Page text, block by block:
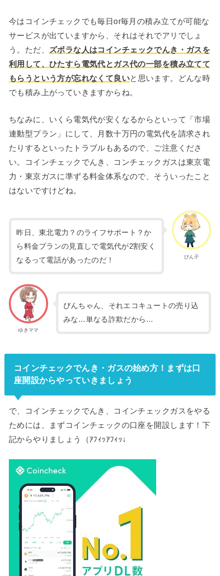
今はコインチェックでも毎日or毎月の積み立てが可能な
サービスが出ていますから、それはそれでアリでしょ
う。ただ、
ズボラな人はコインチェックでんき・ガスを
利用して、ひたすら電気代とガス代の一部を積み立てて
もらうという方が忘れなくて良いと思います。どんな時
でも積み上がっていきますからね。
ちなみに、いくら電気代が安くなるからといって「市場
連動型プラン」にして、月数十万円の電気代を請求され
たりするといったトラブルもあるので、ご注意くださ
い。コインチェックでんき、コンチェックガスは東京電
力・東京ガスに準ずる料金体系なので、そういったこと
はないですけどね。
びん子
昨日、東北電力？のライフサポート？か
ら料金プランの見直しで電気代が2割安く
なるって電話があったのだ！
ゆきママ
びんちゃん、それエコキュートの売り込
みな…単なる詐欺だから…
コインチェックでんき・ガスの始め方！まずは口
座開設からやっていきましょう
で、コインチェックでんき、コインチェックガスをやる
ためには、まずコインチェックの口座を開設します！下
記からやりましょう（ｱﾌｨｯｱﾌｨｯ↓